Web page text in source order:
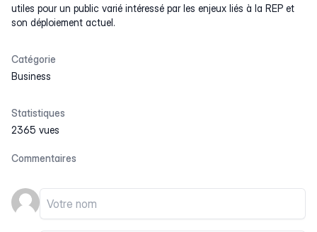
utiles pour un public varié intéressé par les enjeux liés à la REP et
son déploiement actuel.
Catégorie
Business
Statistiques
2365 vues
Commentaires
Votre nom